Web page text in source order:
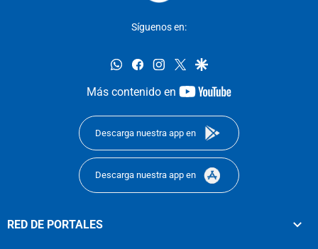
Síguenos en:
whatsappfacebookinstagram
twittergoogle
Más contenido en
youtube-
Descarga nuestra app en
Descarga nuestra app en
RED DE PORTALES